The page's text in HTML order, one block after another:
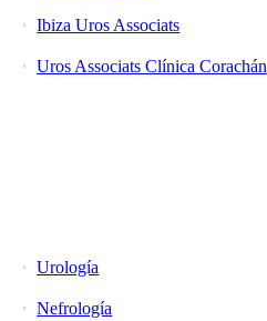
Ibiza Uros Associats
Uros Associats Clínica Corachán
Urología
Nefrología